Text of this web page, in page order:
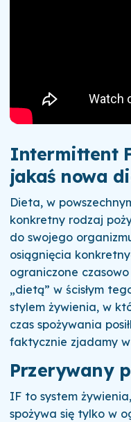
Intermittent
jakaś nowa
Dieta, w
konkretny rodzaj
do swojego
osiągnięcia
ograniczone
„dietą” w ścisłym
stylem żywienia, w
czas spożywania
faktycznie zjadamy
Przerywany
IF to system
spożywa się tylko w